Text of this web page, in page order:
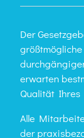
Der
erwarten
Qualität Ihres
Alle
der